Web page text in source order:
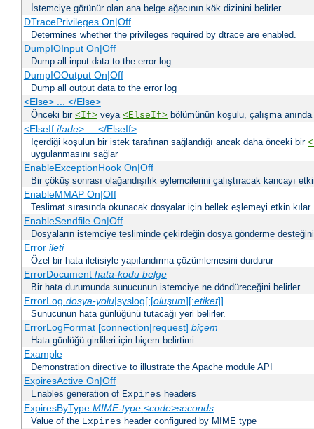
İstemciye görünür olan ana belge ağacının kök dizinini belirler.
DTracePrivileges On|Off
Determines whether the privileges required by dtrace are enabled.
DumpIOInput On|Off
Dump all input data to the error log
DumpIOOutput On|Off
Dump all output data to the error log
<Else> ... </Else>
Önceki bir <If> veya <ElseIf> bölümünün koşulu, çalışma
<ElseIf ifade> ... </ElseIf>
İçerdiği koşulun bir istek tarafınan sağlandığı ancak daha önceki bir
uygulanmasını sağlar
EnableExceptionHook On|Off
Bir çöküş sonrası olağandışılık eylemcilerini çalıştıracak kancayı
EnableMMAP On|Off
Teslimat sırasında okunacak dosyalar için bellek eşlemeyi etkin kılar.
EnableSendfile On|Off
Dosyaların istemciye tesliminde çekirdeğin dosya gönderme
Error ileti
Özel bir hata iletisiyle yapılandırma çözümlemesini durdurur
ErrorDocument hata-kodu belge
Bir hata durumunda sunucunun istemciye ne döndüreceğini belirler.
ErrorLog dosya-yolu|syslog[:[oluşum][:etiket]]
Sunucunun hata günlüğünü tutacağı yeri belirler.
ErrorLogFormat [connection|request] biçem
Hata günlüğü girdileri için biçem belirtimi
Example
Demonstration directive to illustrate the Apache module API
ExpiresActive On|Off
Enables generation of Expires headers
ExpiresByType MIME-type <code>seconds
Value of the Expires header configured by MIME type